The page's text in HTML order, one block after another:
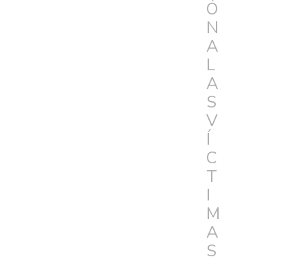
Ó
N
A
L
A
S
V
Í
C
T
I
M
A
S